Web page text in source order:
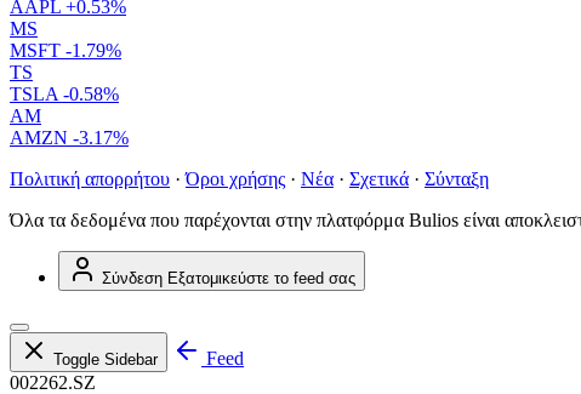
AAPL +0.53%
MS
MSFT -1.79%
TS
TSLA -0.58%
AM
AMZN -3.17%
Πολιτική απορρήτου · Όροι χρήσης · Νέα · Σχετικά · Σύνταξη
Όλα τα δεδομένα που παρέχονται στην πλατφόρμα Bulios είναι
Σύνδεση Εξατομικεύστε το feed σας
Toggle Sidebar
Feed
002262.SZ